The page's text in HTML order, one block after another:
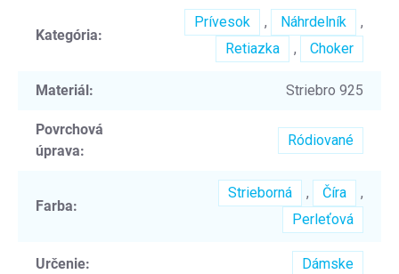
Kategória:
Prívesok , Náhrdelník
,
Retiazka
, Choker
Materiál: Striebro 925
Povrchová
úprava:
Ródiované
Farba:
Strieborná , Číra
,
Perleťová
Určenie: Dámske